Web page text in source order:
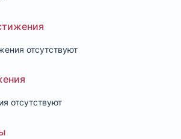
отсутствуют
отсутствуют